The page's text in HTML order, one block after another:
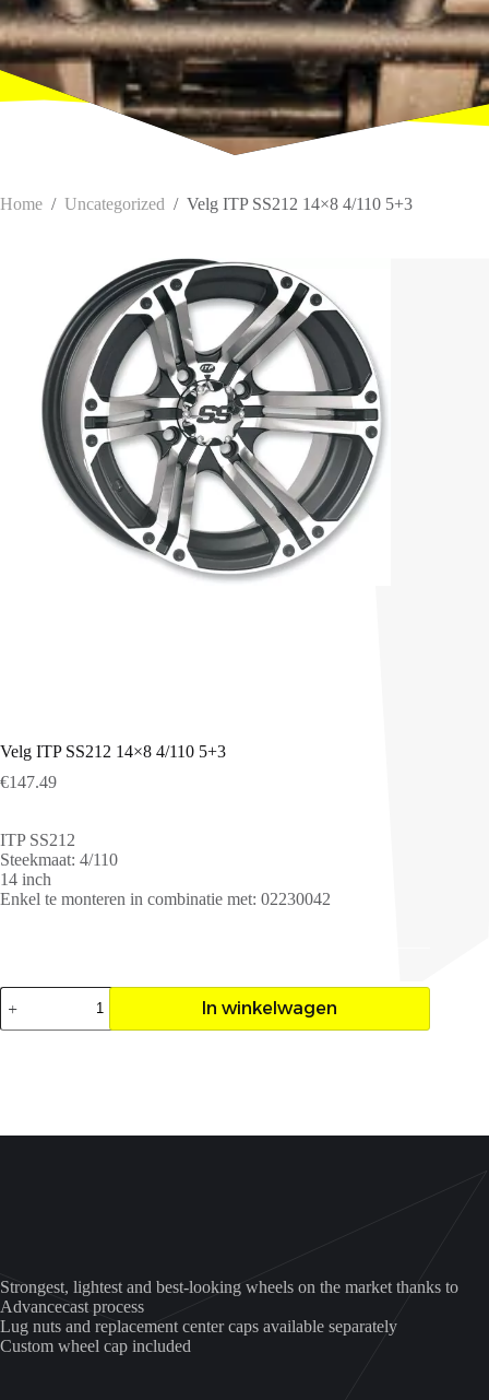
Home / Uncategorized / Velg ITP SS212 14×8 4/110 5+3
Velg ITP SS212 14×8 4/110 5+3
€147.49
ITP SS212
Steekmaat: 4/110
14 inch
Enkel te monteren in combinatie met: 02230042
Velg
ITP
SS212
In winkelwagen
Strongest, lightest and best-looking wheels on the market thanks to
Advancecast process
Lug nuts and replacement center caps available separately
Custom wheel cap included